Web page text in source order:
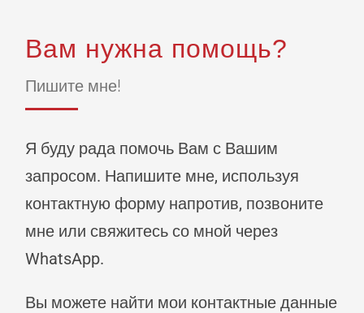
Вам нужна помощь?
Пишите мне!
Я буду рада помочь Вам с Вашим
запросом. Напишите мне, используя
контактную форму напротив, позвоните
мне или свяжитесь со мной через
WhatsApp.
Вы можете найти мои контактные данные